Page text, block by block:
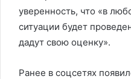
уверенность, что «в
ситуации будет
дадут свою оценку».
Ранее в соцсетях